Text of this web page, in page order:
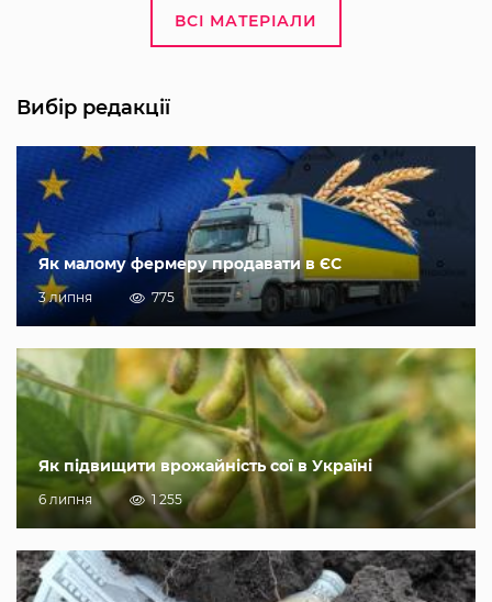
ВСІ МАТЕРІАЛИ
Вибір редакції
Як малому фермеру продавати в ЄС
3 липня 775
Як підвищити врожайність сої в Україні
6 липня 1 255